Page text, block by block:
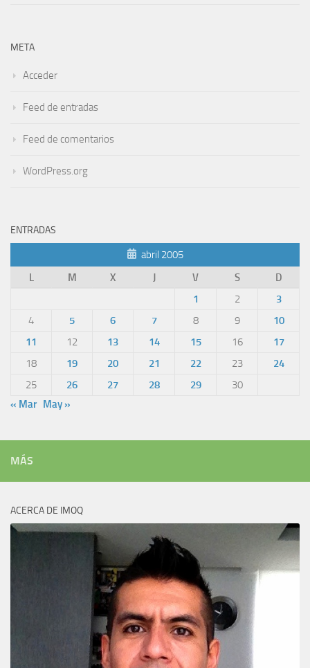
META
Acceder
Feed de entradas
Feed de comentarios
WordPress.org
ENTRADAS
abril 2005
L
M X J V S
D
1
2
3
4
5 6 7 8 9
10
11
12 13 14 15 16
17
18
19 20 21 22 23
24
25
26 27 28 29
30
« Mar May »
MÁS
ACERCA DE IMOQ